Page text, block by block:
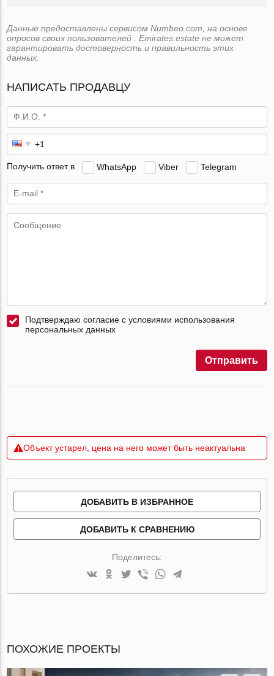
Данные предоставлены сервисом Numbeo.com, на основе
опросов своих пользователей . Emirates.estate не может
гарантировать достоверность и правильность этих
данных.
НАПИСАТЬ ПРОДАВЦУ
Получить ответ в WhatsApp Viber Telegram
Подтверждаю согласие с условиями использования
персональных данных
Отправить
Объект устарел, цена на него может быть неактуальна
ДОБАВИТЬ В ИЗБРАННОЕ
ДОБАВИТЬ К СРАВНЕНИЮ
Поделитесь:
ПОХОЖИЕ ПРОЕКТЫ